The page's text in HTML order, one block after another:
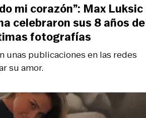
unas publicaciones en las redes
su amor.
mi corazón”: Max Luksic
celebraron sus 8 años de
fotografías